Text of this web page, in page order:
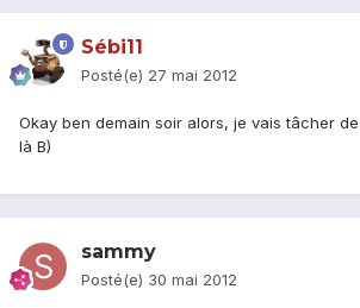
Sébi11
Posté(e) 27 mai 2012
Okay ben demain soir alors, je vais tâcher
là B)
sammy
Posté(e) 30 mai 2012